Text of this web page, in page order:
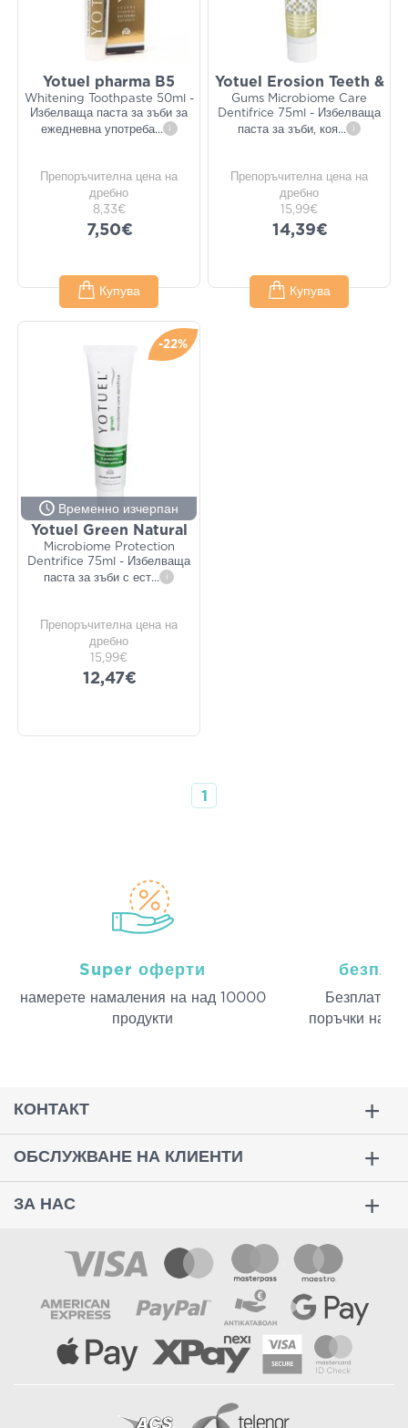
Yotuel pharma B5
Whitening Toothpaste 50ml -
Избелваща паста за зъби за
ежедневна употреба... i
Препоръчителна цена на
дребно
8,33€
7,50€
Купува
Yotuel Erosion Teeth &
Gums Microbiome Care
Dentifrice 75ml - Избелваща
паста за зъби, коя... i
Препоръчителна цена на
дребно
15,99€
14,39€
Купува
-22%
Временно изчерпан
Yotuel Green Natural
Microbiome Protection
Dentrifice 75ml - Избелваща
паста за зъби с ест... i
Препоръчителна цена на
дребно
15,99€
12,47€
1
Super оферти
намерeте намаления на над 10000
продукти
Безплатна
поръчки над
КОНТАКТ
ОБСЛУЖВАНЕ НА КЛИЕНТИ
ЗА НАС